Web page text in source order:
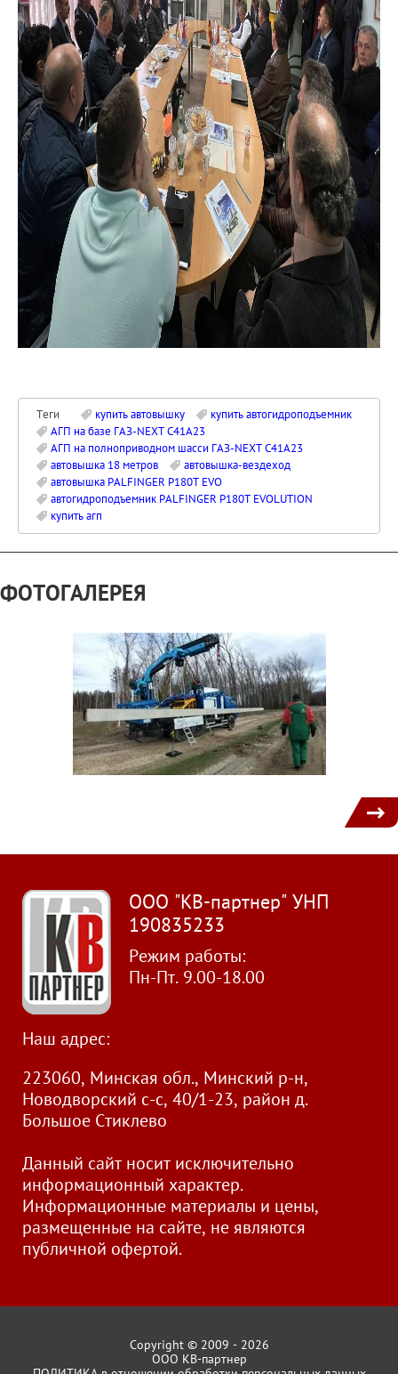
Теги купить автовышку
купить автогидроподъемник
АГП на базе ГАЗ-NEXT C41A23
АГП на полноприводном шасси ГАЗ-NEXT C41A23
автовышка 18 метров
автовышка-вездеход
автовышка PALFINGER P180T EVO
автогидроподъемник PALFINGER P180T EVOLUTION
купить агп
ФОТОГАЛЕРЕЯ
ООО "КВ-партнер" УНП
190835233
Режим работы:
Пн-Пт. 9.00-18.00
Наш адрес:
223060, Минская обл., Минский р-н,
Новодворский с-с, 40/1-23, район д.
Большое Стиклево
Данный сайт носит исключительно
информационный характер.
Информационные материалы и цены,
размещенные на сайте, не являются
публичной офертой.
Copyright © 2009 - 2026
ООО КВ-партнер